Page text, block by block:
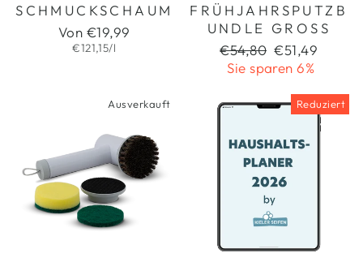
SCHMUCKSCHAUM
Von €19,99
€121,15/l
FRÜHJAHRSPUTZB
UNDLE GROSS
Normaler
Preis
€54,80 Sonderpreis
€51,49
Sie sparen 6%
Ausverkauft Reduziert